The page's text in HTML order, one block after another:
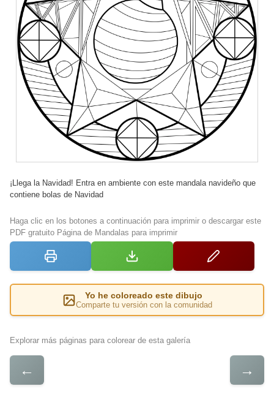
¡Llega la Navidad! Entra en ambiente con este mandala navideño que
contiene bolas de Navidad
Haga clic en los botones a continuación para imprimir o descargar este
PDF gratuito Página de Mandalas para imprimir
Yo he coloreado este dibujo
Comparte tu versión con la comunidad
Explorar más páginas para colorear de esta galería
← →